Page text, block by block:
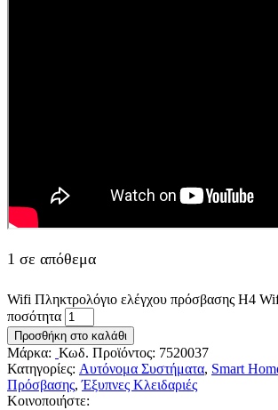
1 σε απόθεμα
Wifi Πληκτρολόγιο ελέγχου πρόσβασης H4
ποσότητα
Προσθήκη στο καλάθι
Μάρκα: Κωδ. Προϊόντος: 7520037
Κατηγορίες: Aυτόνομα Συστήματα, Smart
Πρόσβασης,Έξυπνες Κλειδαριές
Κοινοποιήστε: